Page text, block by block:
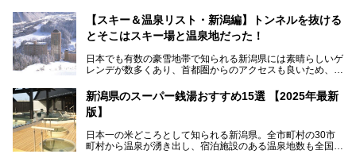
【スキー＆温泉リスト・新潟編】トンネルを抜ける
とそこはスキー場と温泉地だった！
日本でも有数の豪雪地帯で知られる新潟県には素晴らしいゲ
レンデが数多くあり、首都圏からのアクセスも良いため、関
た全域にわたって月岡、赤倉、松之山、燕、妙高、岩室など
など、古くは文豪にも愛された歴史ある老舗温泉地が多いこ
とで知られています。
めに訪れたい、新潟県内にあるスキー場そばの温泉地をまと
めました。
新潟県のスーパー銭湯おすすめ15選 【2025年最新
版】
日本一の米どころとして知られる新潟県。全市町村の30市
町村から温泉が湧き出し、宿泊施設のある温泉地数も全国有